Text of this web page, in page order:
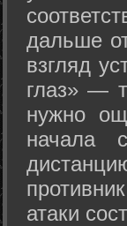
дальше
взгляд
глаз» —
нужно
начала
атаки